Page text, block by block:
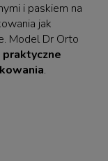
i paskiem na
jak
Model Dr Orto
praktyczne
.